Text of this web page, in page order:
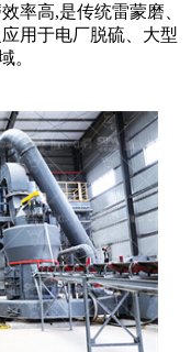
率高,是传统雷蒙磨、
用于电厂脱硫、大型
。